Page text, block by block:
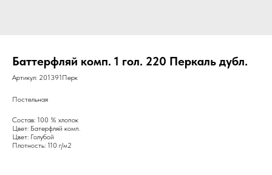
Баттерфляй комп. 1 гол. 220 Перкаль дубл.
Артикул: 201391Перк
Постельная
Состав: 100 % хлопок
Цвет: Батерфляй комп.
Цвет: Голубой
Плотность: 110 г/м2